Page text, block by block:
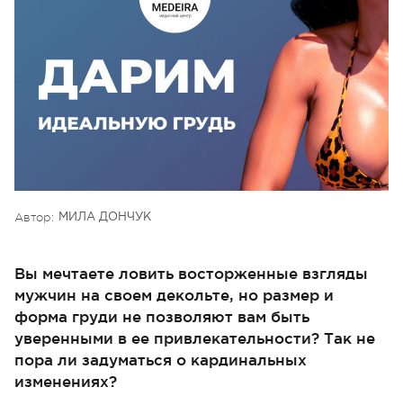
Автор: МИЛА ДОНЧУК
Вы мечтаете ловить восторженные взгляды
мужчин на своем декольте, но размер и
форма груди не позволяют вам быть
уверенными в ее привлекательности? Так не
пора ли задуматься о кардинальных
изменениях?